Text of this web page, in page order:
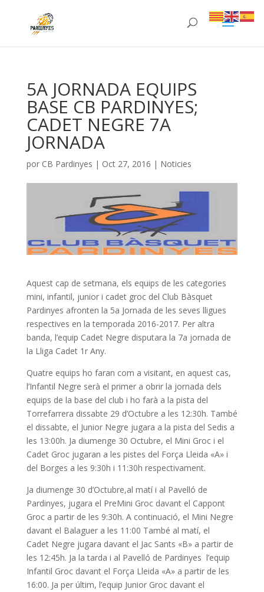
5A JORNADA EQUIPS
BASE CB PARDINYES;
CADET NEGRE 7A
JORNADA
por CB Pardinyes | Oct 27, 2016 | Noticies
Aquest cap de setmana, els equips de les categories
mini, infantil, junior i cadet groc del Club Bàsquet
Pardinyes afronten la 5a Jornada de les seves lligues
respectives en la temporada 2016-2017. Per altra
banda, l’equip Cadet Negre disputara la 7a jornada de
la Lliga Cadet 1r Any.
Quatre equips ho faran com a visitant, en aquest cas,
l’Infantil Negre serà el primer a obrir la jornada dels
equips de la base del club i ho farà a la pista del
Torrefarrera dissabte 29 d’Octubre a les 12:30h. També
el dissabte, el Junior Negre jugara a la pista del Sedis a
les 13:00h. Ja diumenge 30 Octubre, el Mini Groc i el
Cadet Groc jugaran a les pistes del Força Lleida «A» i
del Borges a les 9:30h i 11:30h respectivament.
Ja diumenge 30 d’Octubre,al matí i al Pavelló de
Pardinyes, jugara el PreMini Groc davant el Cappont
Groc a partir de les 9:30h. A continuació, el Mini Negre
davant el Balaguer a les 11:00 També al matí, el
Cadet Negre jugara davant el Jac Sants «B» a partir de
les 12:45h. Ja la tarda i al Pavelló de Pardinyes l’equip
Infantil Groc davant el Força Lleida «A» a partir de les
16:00. Ja per últim, l’equip Junior Groc davant el